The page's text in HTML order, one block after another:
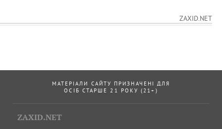
ZAXID.NET
МАТЕРІАЛИ САЙТУ ПРИЗНАЧЕНІ ДЛЯ
ОСІБ СТАРШЕ 21 РОКУ (21+)
ZAXID.NET